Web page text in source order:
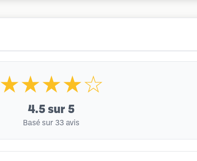
★★★★☆
4.5 sur 5
Basé sur 33 avis